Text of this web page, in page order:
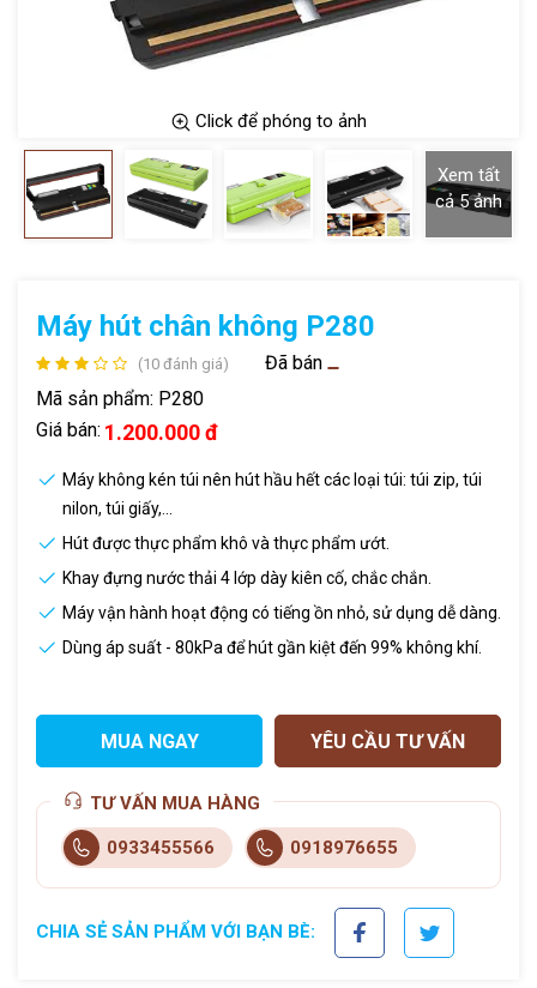
Click để phóng to ảnh
Xem tất
cả5 ảnh
Máy hút chân không P280
(10 đánh giá)
Đã bán
Mã sản phẩm: P280
Giá bán: 1.200.000 đ
Máy không kén túi nên hút hầu hết các loại túi: túi zip, túi
nilon, túi giấy,...
Hút được thực phẩm khô và thực phẩm ướt.
Khay đựng nước thải 4 lớp dày kiên cố, chắc chắn.
Máy vận hành hoạt động có tiếng ồn nhỏ, sử dụng dễ dàng.
Dùng áp suất - 80kPa để hút gần kiệt đến 99% không khí.
MUA NGAY YÊU CẦU TƯ VẤN
TƯ VẤN MUA HÀNG
0933455566 0918976655
CHIA SẺ SẢN PHẨM VỚI BẠN BÈ: